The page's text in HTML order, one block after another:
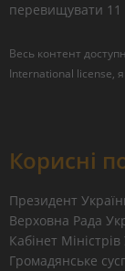
перевищувати
Весь контент
International license,
Корисні
Президент
Верховна Рада
Кабінет
Громадянське